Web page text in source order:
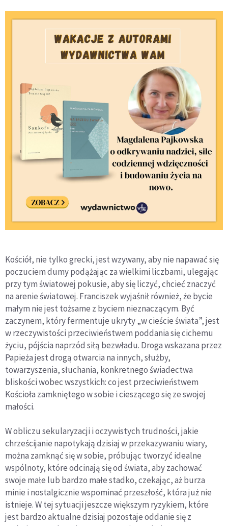
Kościół, nie tylko grecki, jest wzywany, aby nie napawać się
poczuciem dumy podążając za wielkimi liczbami, ulegając
przy tym światowej pokusie, aby się liczyć, chcieć znaczyć
na arenie światowej. Franciszek wyjaśnił również, że bycie
małym nie jest tożsame z byciem nieznaczącym. Być
zaczynem, który fermentuje ukryty „w cieście świata”, jest
w rzeczywistości przeciwieństwem poddania się cichemu
życiu, pójścia naprzód siłą bezwładu. Droga wskazana przez
Papieża jest drogą otwarcia na innych, służby,
towarzyszenia, słuchania, konkretnego świadectwa
bliskości wobec wszystkich: co jest przeciwieństwem
Kościoła zamkniętego w sobie i cieszącego się ze swojej
małości.
W obliczu sekularyzacji i oczywistych trudności, jakie
chrześcijanie napotykają dzisiaj w przekazywaniu wiary,
można zamknąć się w sobie, próbując tworzyć idealne
wspólnoty, które odcinają się od świata, aby zachować
swoje małe lub bardzo małe stadko, czekając, aż burza
minie i nostalgicznie wspominać przeszłość, która już nie
istnieje. W tej sytuacji jeszcze większym ryzykiem, które
jest bardzo aktualne dzisiaj pozostaje oddanie się z